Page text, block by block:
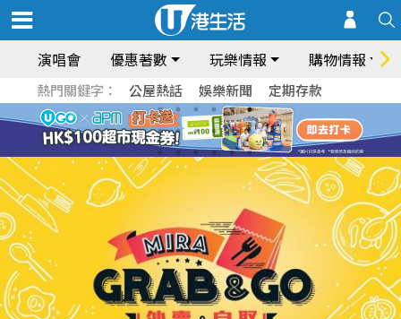
演唱會 優惠著數 玩樂情報 購物情報
熱門關鍵字： 公屋熱話 娛樂新聞 定期存款